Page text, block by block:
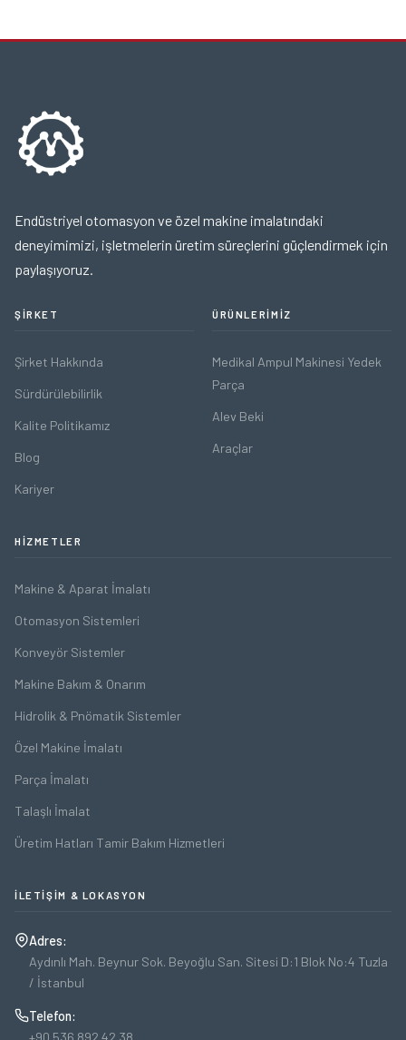
Endüstriyel otomasyon ve özel makine imalatındaki
deneyimimizi, işletmelerin üretim süreçlerini güçlendirmek için
paylaşıyoruz.
ŞIRKET
Şirket Hakkında
Sürdürülebilirlik
Kalite Politikamız
Blog
Kariyer
HIZMETLER
Makine & Aparat İmalatı
Otomasyon Sistemleri
Konveyör Sistemler
Makine Bakım & Onarım
Hidrolik & Pnömatik Sistemler
Özel Makine İmalatı
Parça İmalatı
Talaşlı İmalat
Üretim Hatları Tamir Bakım Hizmetleri
ÜRÜNLERIMIZ
Medikal Ampul Makinesi Yedek
Parça
Alev Beki
Araçlar
İLETIŞIM & LOKASYON
Adres:
Aydınlı Mah. Beynur Sok. Beyoğlu San. Sitesi D:1 Blok No:4 Tuzla
/ İstanbul
Telefon:
+90 536 892 42 38